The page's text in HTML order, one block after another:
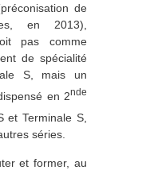
de
en 2013),
pas comme
de spécialité
S, mais un
en 2nde
et Terminale S,
séries.
et former, au